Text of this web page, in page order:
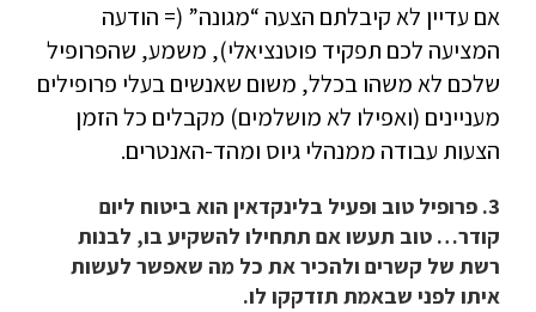
אם עדיין לא קיבלתם הצעה “מגונה” (= הודעה
המציעה לכם תפקיד פוטנציאלי), משמע, שהפרופיל
שלכם לא משהו בכלל, משום שאנשים בעלי פרופילים
מעניינים (ואפילו לא מושלמים) מקבלים כל הזמן
הצעות עבודה ממנהלי גיוס ומהד-האנטרים.
3. פרופיל טוב ופעיל בלינקדאין הוא ביטוח ליום
קודר… טוב תעשו אם תתחילו להשקיע בו, לבנות
רשת של קשרים ולהכיר את כל מה שאפשר לעשות
איתו לפני שבאמת תזדקקו לו.